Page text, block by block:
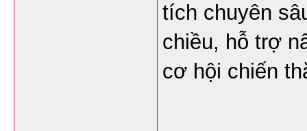
tích chuyên
chiều, hỗ trợ
cơ hội chiến